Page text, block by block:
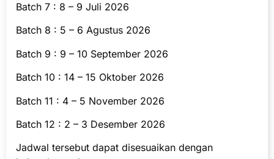
Batch 7 : 8 – 9 Juli 2026
Batch 8 : 5 – 6 Agustus 2026
Batch 9 : 9 – 10 September 2026
Batch 10 : 14 – 15 Oktober 2026
Batch 11 : 4 – 5 November 2026
Batch 12 : 2 – 3 Desember 2026
Jadwal tersebut dapat disesuaikan dengan